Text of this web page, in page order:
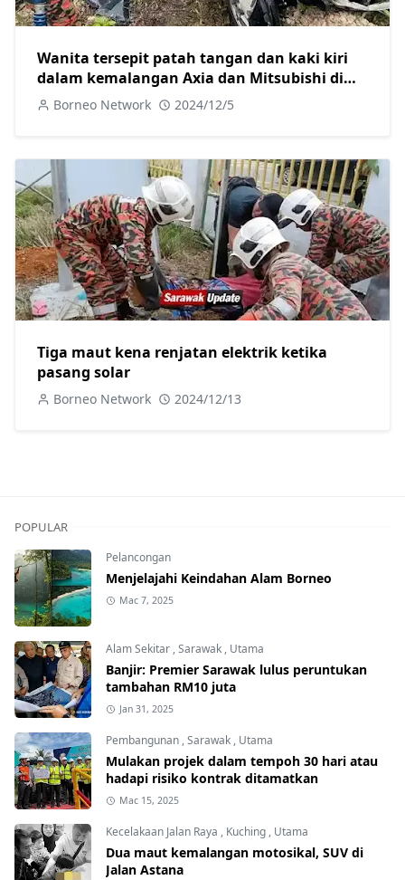
Wanita tersepit patah tangan dan kaki kiri
dalam kemalangan Axia dan Mitsubishi di
Jalan Camar
Borneo Network 2024/12/5
Tiga maut kena renjatan elektrik ketika
pasang solar
Borneo Network 2024/12/13
POPULAR
Pelancongan
Menjelajahi Keindahan Alam Borneo
Mac 7, 2025
Alam Sekitar ,Sarawak , Utama
Banjir: Premier Sarawak lulus peruntukan
tambahan RM10 juta
Jan 31, 2025
Pembangunan ,Sarawak , Utama
Mulakan projek dalam tempoh 30 hari atau
hadapi risiko kontrak ditamatkan
Mac 15, 2025
Kecelakaan Jalan Raya , Kuching , Utama
Dua maut kemalangan motosikal, SUV di
Jalan Astana